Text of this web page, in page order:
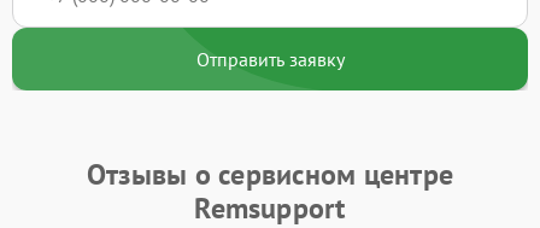
Отправить заявку
Отзывы о сервисном центре
Remsupport